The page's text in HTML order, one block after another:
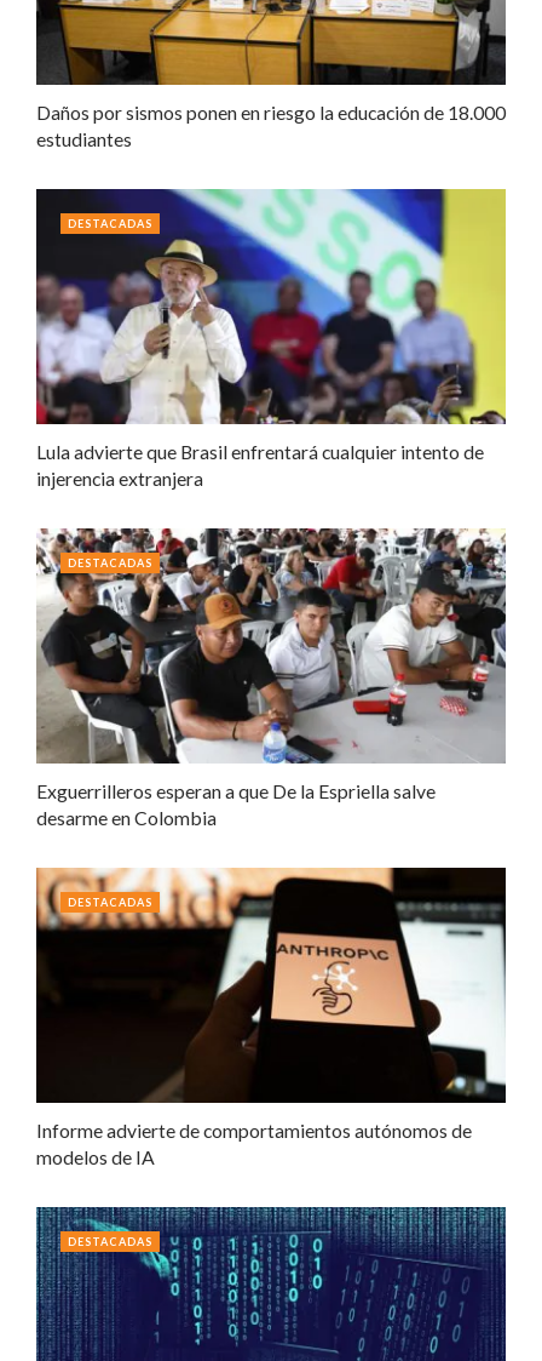
Daños por sismos ponen en riesgo la educación de 18.000
estudiantes
Lula advierte que Brasil enfrentará cualquier intento de
injerencia extranjera
DESTACADAS
Exguerrilleros esperan a que De la Espriella salve
desarme en Colombia
DESTACADAS
Informe advierte de comportamientos autónomos de
modelos de IA
DESTACADAS
DESTACADAS